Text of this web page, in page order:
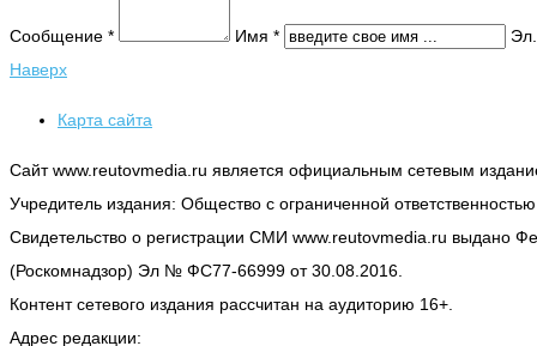
Сообщение * Имя *
Наверх
Карта сайта
Сайт www.reutovmedia.ru является официальным сетевым
Учредитель издания: Общество с ограниченной
Свидетельство о регистрации СМИ www.reutovmedia.ru выдано
(Роскомнадзор) Эл № ФС77-66999 от 30.08.2016.
Контент сетевого издания рассчитан на аудиторию 16+.
Адрес редакции: